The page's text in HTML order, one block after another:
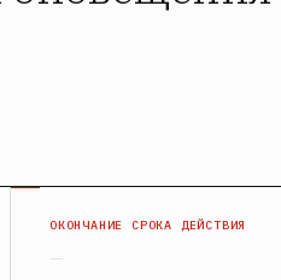
ОКОНЧАНИЕ СРОКА ДЕЙСТВИЯ
—